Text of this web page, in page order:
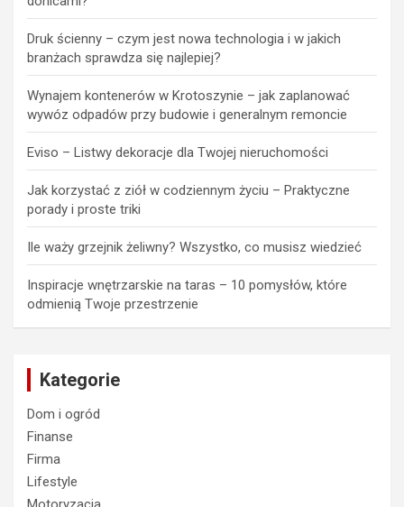
Druk ścienny – czym jest nowa technologia i w jakich
branżach sprawdza się najlepiej?
Wynajem kontenerów w Krotoszynie – jak zaplanować
wywóz odpadów przy budowie i generalnym remoncie
Eviso – Listwy dekoracje dla Twojej nieruchomości
Jak korzystać z ziół w codziennym życiu – Praktyczne
porady i proste triki
Ile waży grzejnik żeliwny? Wszystko, co musisz wiedzieć
Inspiracje wnętrzarskie na taras – 10 pomysłów, które
odmienią Twoje przestrzenie
Kategorie
Dom i ogród
Finanse
Firma
Lifestyle